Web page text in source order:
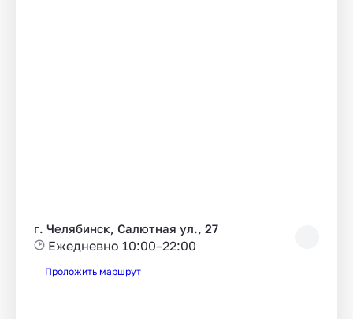
г. Челябинск, Салютная ул., 27
Ежедневно 10:00–22:00
Проложить маршрут